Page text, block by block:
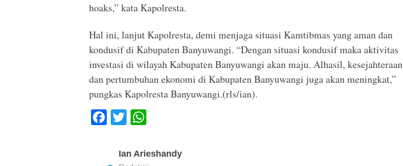
hoaks,” kata Kapolresta.
Hal ini, lanjut Kapolresta, demi menjaga situasi Kamtibmas yang aman dan
kondusif di Kabupaten Banyuwangi. “Dengan situasi kondusif maka aktivitas
investasi di wilayah Kabupaten Banyuwangi akan maju. Alhasil, kesejahteraan
dan pertumbuhan ekonomi di Kabupaten Banyuwangi juga akan meningkat,”
pungkas Kapolresta Banyuwangi.(rls/ian).
F
T
tt
at
Ian Arieshandy